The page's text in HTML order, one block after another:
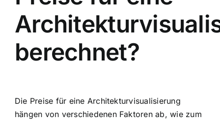
berechnet?
Die Preise für eine Architekturvisualisierung
hängen von verschiedenen Faktoren ab, wie zum